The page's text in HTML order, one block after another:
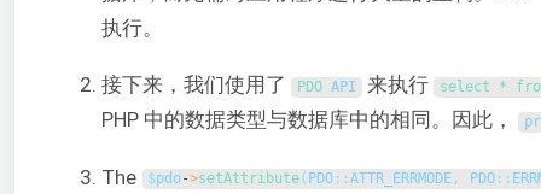
执行。
接下来，我们使用了 PDO API 来执行 select *
PHP 中的数据类型与数据库中的相同。因此，
The $pdo->setAttribute( PDO : :ATTR_ERRMODE , PDO: :